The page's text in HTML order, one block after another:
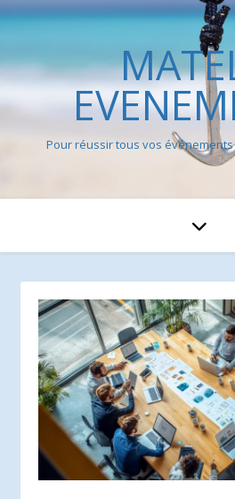
Pour réussir tous vos